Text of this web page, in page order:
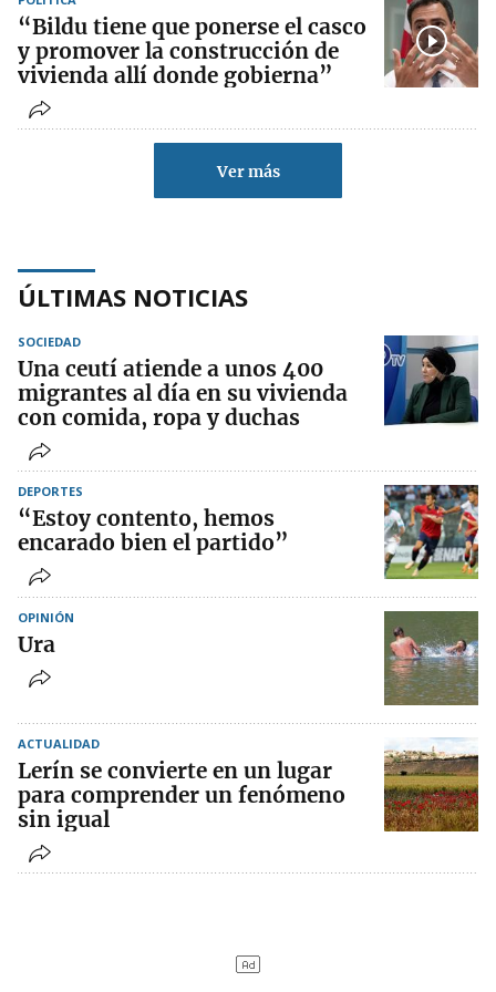
“Bildu tiene que ponerse el casco
y promover la construcción de
vivienda allí donde gobierna”
Ver más
ÚLTIMAS NOTICIAS
SOCIEDAD
Una ceutí atiende a unos 400
migrantes al día en su vivienda
con comida, ropa y duchas
DEPORTES
“Estoy contento, hemos
encarado bien el partido”
OPINIÓN
Ura
ACTUALIDAD
Lerín se convierte en un lugar
para comprender un fenómeno
sin igual